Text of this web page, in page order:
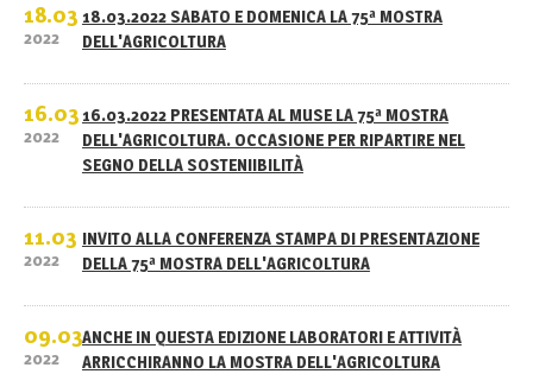
18.03
2022
18.03.2022 SABATO E DOMENICA LA 75ª MOSTRA
DELL'AGRICOLTURA
16.03
2022
16.03.2022 PRESENTATA AL MUSE LA 75ª MOSTRA
DELL'AGRICOLTURA. OCCASIONE PER RIPARTIRE NEL
SEGNO DELLA SOSTENIIBILITÀ
11.03
2022
INVITO ALLA CONFERENZA STAMPA DI PRESENTAZIONE
DELLA 75ª MOSTRA DELL'AGRICOLTURA
09.03
2022
ANCHE IN QUESTA EDIZIONE LABORATORI E ATTIVITÀ
ARRICCHIRANNO LA MOSTRA DELL'AGRICOLTURA